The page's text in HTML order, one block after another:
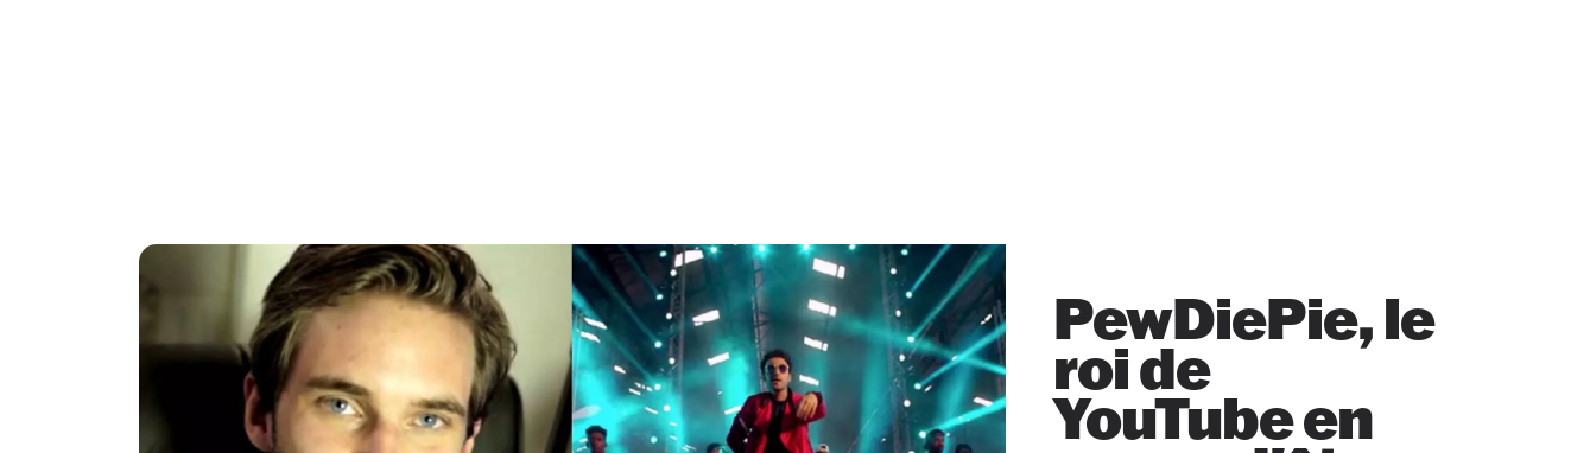
PewDiePie, le
roi de
YouTube en